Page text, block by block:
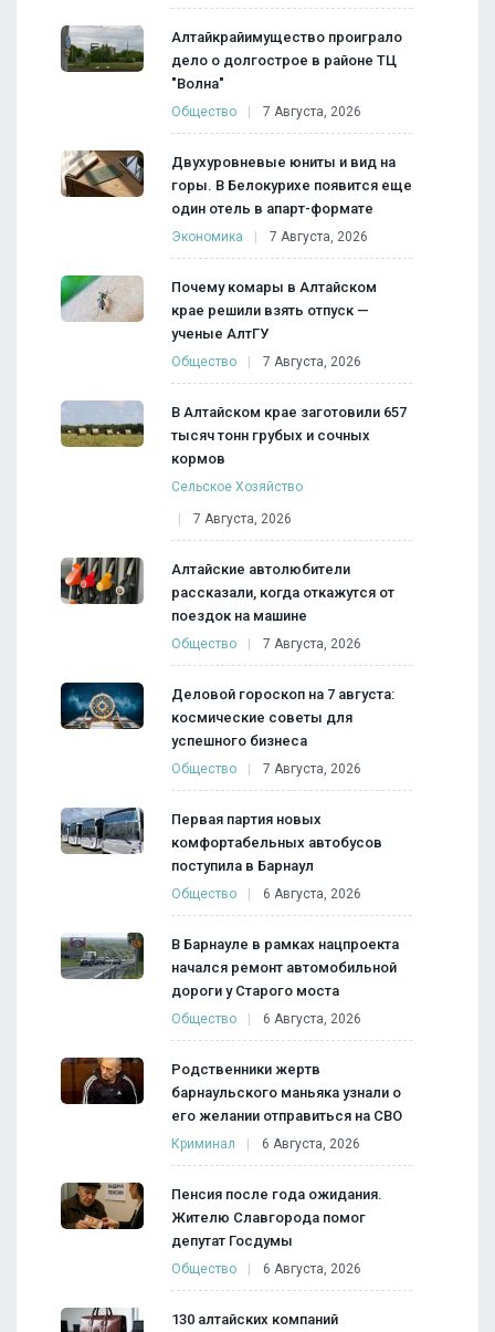
Алтайкрайимущество проиграло
дело о долгострое в районе ТЦ
"Волна"
Общество 7 Августа, 2026
Двухуровневые юниты и вид на
горы. В Белокурихе появится еще
один отель в апарт-формате
Экономика 7 Августа, 2026
Почему комары в Алтайском
крае решили взять отпуск —
ученые АлтГУ
Общество 7 Августа, 2026
В Алтайском крае заготовили 657
тысяч тонн грубых и сочных
кормов
Сельское Хозяйство
7 Августа, 2026
Алтайские автолюбители
рассказали, когда откажутся от
поездок на машине
Общество 7 Августа, 2026
Деловой гороскоп на 7 августа:
космические советы для
успешного бизнеса
Общество 7 Августа, 2026
Первая партия новых
комфортабельных автобусов
поступила в Барнаул
Общество 6 Августа, 2026
В Барнауле в рамках нацпроекта
начался ремонт автомобильной
дороги у Старого моста
Общество 6 Августа, 2026
Родственники жертв
барнаульского маньяка узнали о
его желании отправиться на СВО
Криминал 6 Августа, 2026
Пенсия после года ожидания.
Жителю Славгорода помог
депутат Госдумы
Общество 6 Августа, 2026
130 алтайских компаний